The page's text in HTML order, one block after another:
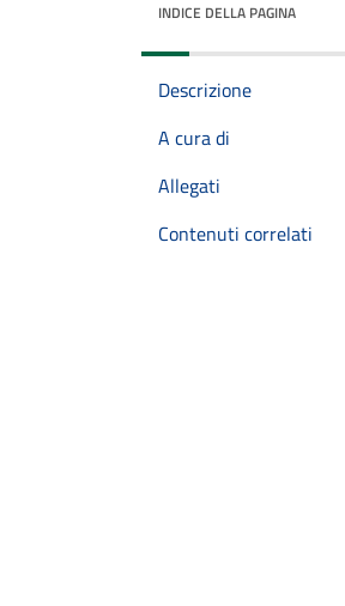
INDICE DELLA PAGINA
Descrizione
A cura di
Allegati
Contenuti correlati